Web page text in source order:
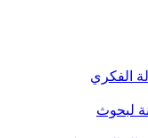
الفكري
لبحوث